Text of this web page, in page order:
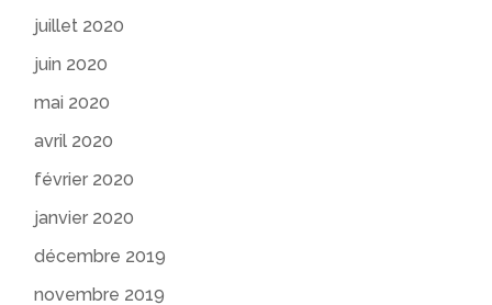
juillet 2020
juin 2020
mai 2020
avril 2020
février 2020
janvier 2020
décembre 2019
novembre 2019